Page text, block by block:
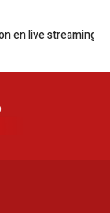
: la Ligue